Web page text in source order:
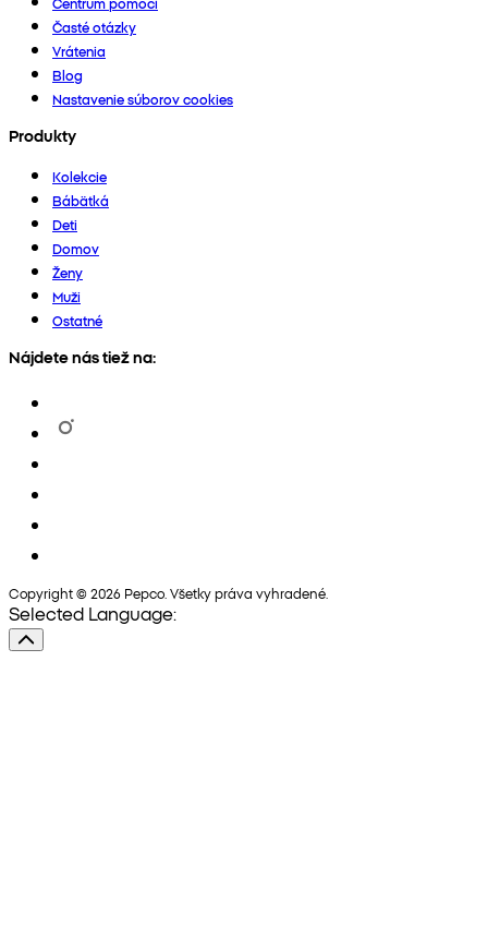
Časté otázky
Vrátenia
Blog
Nastavenie súborov cookies
Produkty
Kolekcie
Bábätká
Deti
Domov
Ženy
Muži
Ostatné
Nájdete nás tiež na:
Copyright © 2026 Pepco. Všetky práva vyhradené.
Selected Language: